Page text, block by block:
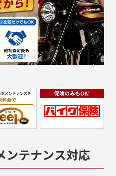
ンテナンス対応